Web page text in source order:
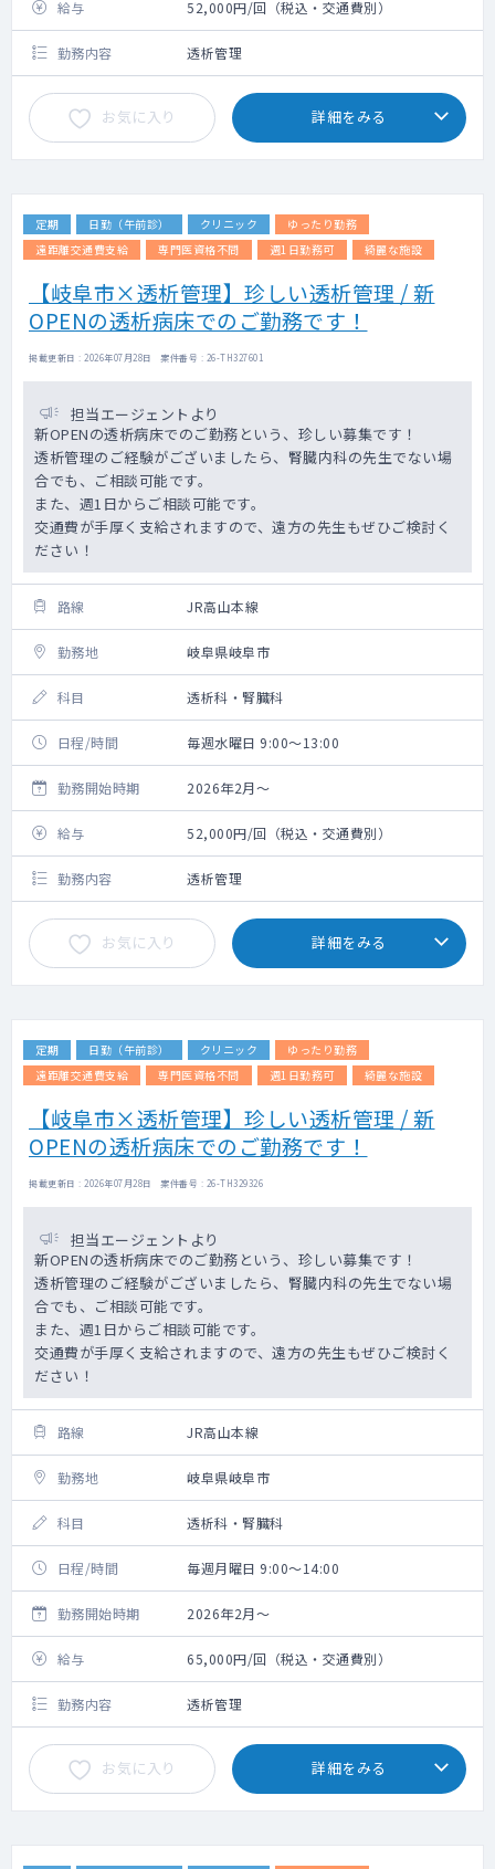
給与 52,000円/回（税込・交通費別）
勤務内容 透析管理
お気に入り 詳細をみる
定期 日勤（午前診） クリニック
ゆったり勤務
遠距離交通費支給
専門医資格不問 週1日勤務可 綺麗な施設
【岐阜市×透析管理】珍しい透析管理 / 新
OPENの透析病床でのご勤務です！
掲載更新日 : 2026年07月28日 案件番号 : 26-TH327601
担当エージェントより
新OPENの透析病床でのご勤務という、珍しい募集です！
透析管理のご経験がございましたら、腎臓内科の先生でない場
合でも、ご相談可能です。
また、週1日からご相談可能です。
交通費が手厚く支給されますので、遠方の先生もぜひご検討く
ださい！
路線 JR高山本線
勤務地 岐阜県岐阜市
科目 透析科・腎臓科
日程/時間 毎週水曜日 9:00～13:00
勤務開始時期 2026年2月～
給与 52,000円/回（税込・交通費別）
勤務内容 透析管理
お気に入り 詳細をみる
定期 日勤（午前診） クリニック
ゆったり勤務
遠距離交通費支給
専門医資格不問 週1日勤務可 綺麗な施設
【岐阜市×透析管理】珍しい透析管理 / 新
OPENの透析病床でのご勤務です！
掲載更新日 : 2026年07月28日 案件番号 : 26-TH329326
担当エージェントより
新OPENの透析病床でのご勤務という、珍しい募集です！
透析管理のご経験がございましたら、腎臓内科の先生でない場
合でも、ご相談可能です。
また、週1日からご相談可能です。
交通費が手厚く支給されますので、遠方の先生もぜひご検討く
ださい！
路線 JR高山本線
勤務地 岐阜県岐阜市
科目 透析科・腎臓科
日程/時間 毎週月曜日 9:00～14:00
勤務開始時期 2026年2月～
給与 65,000円/回（税込・交通費別）
勤務内容 透析管理
お気に入り 詳細をみる